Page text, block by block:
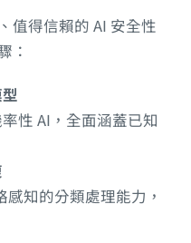
值得信賴的 AI 安全性
：
性 AI，全面涵蓋已知
知的分類處理能力，